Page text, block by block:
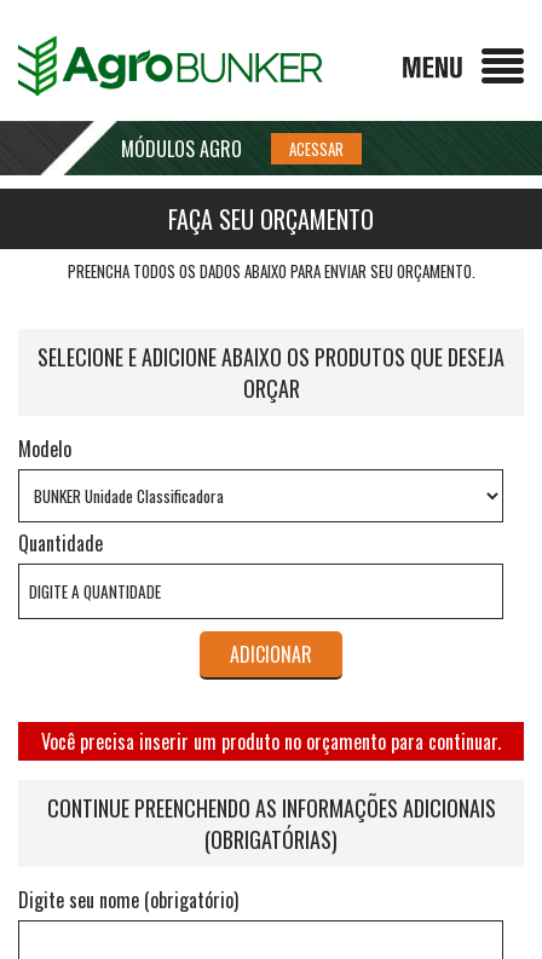
MÓDULOS AGRO
FAÇA SEU ORÇAMENTO
PREENCHA TODOS OS DADOS ABAIXO PARA ENVIAR SEU ORÇAMENTO.
SELECIONE E ADICIONE ABAIXO OS PRODUTOS QUE DESEJA
ORÇAR
Modelo
Quantidade
ADICIONAR
Você precisa inserir um produto no orçamento para continuar.
CONTINUE PREENCHENDO AS INFORMAÇÕES ADICIONAIS
(OBRIGATÓRIAS)
Digite seu nome (obrigatório)